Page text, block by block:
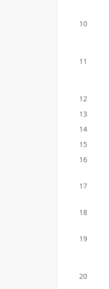
10
11
12
13
14
15
16
17
18
19
20